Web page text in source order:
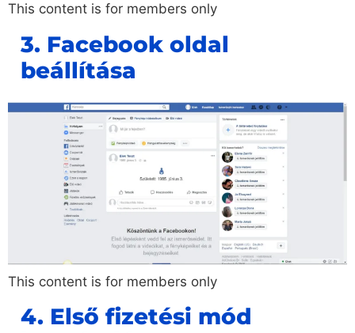
This content is for members only
3. Facebook oldal
beállítása
This content is for members only
4. Első fizetési mód